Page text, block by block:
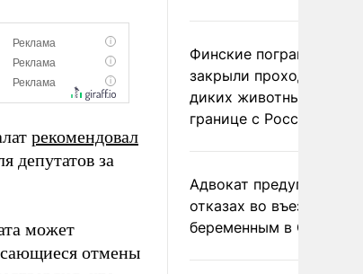
рекомендовал
депутатов за
может
отмены
Финские пограничники
закрыли проходы для
диких животных на
границе с Россией
Адвокат предупредил
отказах во въезде
беременным в США